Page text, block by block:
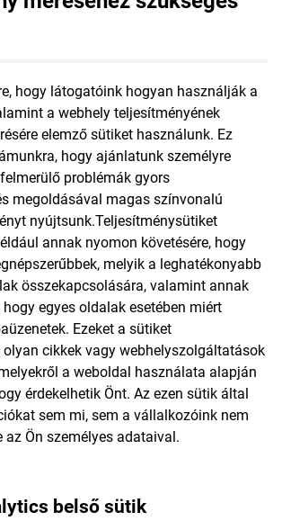
hogy látogatóink hogyan használják a
a webhely teljesítményének
elemző sütiket használunk. Ez
hogy ajánlatunk személyre
problémák gyors
megoldásával magas színvonalú
nyújtsunk.Teljesítménysütiket
annak nyomon követésére, hogy
melyik a leghatékonyabb
összekapcsolására, valamint annak
egyes oldalak esetében miért
Ezeket a sütiket
cikkek vagy webhelyszolgáltatások
a weboldal használata alapján
érdekelhetik Önt. Az ezen sütik által
sem mi, sem a vállalkozóink nem
az Ön személyes adataival.
belső sütik